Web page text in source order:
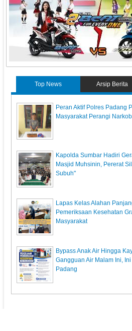
Top News Arsip Berita
Peran Aktif Polres Padang
Masyarakat Perangi
Kapolda Sumbar Hadiri
Masjid Muhsinin, Pererat
Subuh"
Lapas Kelas Alahan
Pemeriksaan Kesehatan
Masyarakat
Bypass Anak Air Hingga
Gangguan Air Malam Ini,
Padang